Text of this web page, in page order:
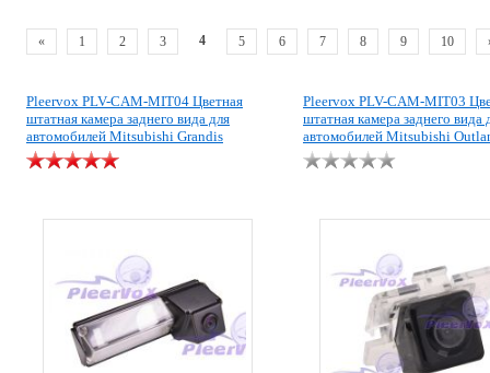
« 1 2 3 4 5 6 7 8 9 10
Pleervox PLV-CAM-MIT04 Цветная
штатная камера заднего вида для
автомобилей Mitsubishi Grandis
Pleervox PLV-CAM-MIT03
штатная камера заднего вида
автомобилей Mitsubishi